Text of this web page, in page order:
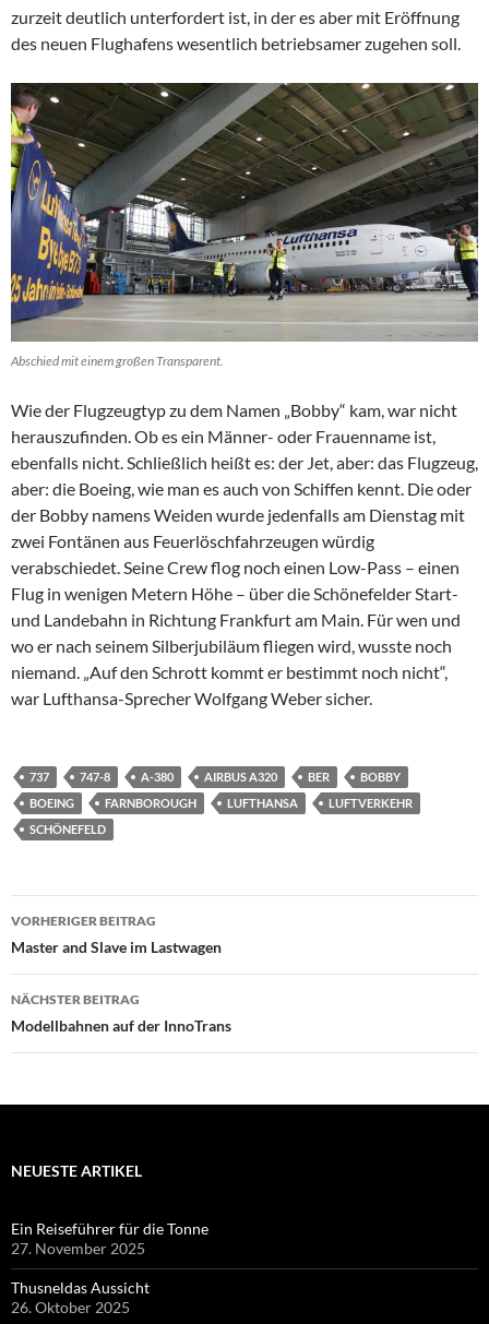
zurzeit deutlich unterfordert ist, in der es aber mit Eröffnung
des neuen Flughafens wesentlich betriebsamer zugehen soll.
Abschied mit einem großen Transparent.
Wie der Flugzeugtyp zu dem Namen „Bobby“ kam, war nicht
herauszufinden. Ob es ein Männer- oder Frauenname ist,
ebenfalls nicht. Schließlich heißt es: der Jet, aber: das Flugzeug,
aber: die Boeing, wie man es auch von Schiffen kennt. Die oder
der Bobby namens Weiden wurde jedenfalls am Dienstag mit
zwei Fontänen aus Feuerlöschfahrzeugen würdig
verabschiedet. Seine Crew flog noch einen Low-Pass – einen
Flug in wenigen Metern Höhe – über die Schönefelder Start-
und Landebahn in Richtung Frankfurt am Main. Für wen und
wo er nach seinem Silberjubiläum fliegen wird, wusste noch
niemand. „Auf den Schrott kommt er bestimmt noch nicht“,
war Lufthansa-Sprecher Wolfgang Weber sicher.
737 747-8 A-380 AIRBUS A320 BER
BOBBY
BOEING
FARNBOROUGH LUFTHANSA
LUFTVERKEHR
SCHÖNEFELD
Beitragsnavigation
VORHERIGER BEITRAG
Master and Slave im Lastwagen
NÄCHSTER BEITRAG
Modellbahnen auf der InnoTrans
NEUESTE ARTIKEL
Ein Reiseführer für die Tonne
27. November 2025
Thusneldas Aussicht
26. Oktober 2025